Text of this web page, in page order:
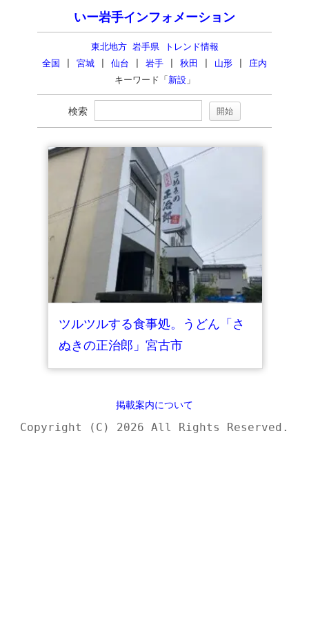
いー岩手インフォメーション
東北地方 岩手県 トレンド情報
全国
宮城 仙台 岩手 秋田 山形
庄内
キーワード「 新設」
検索
ツルツルする食事処。うどん「さ
ぬきの正治郎」宮古市
掲載案内について
Copyright (C) 2026 All Rights Reserved.